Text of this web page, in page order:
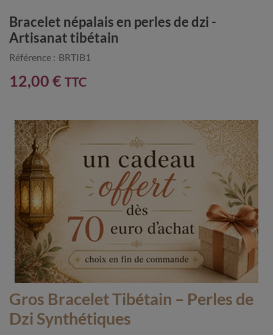
Bracelet népalais en perles de dzi -
Artisanat tibétain
Référence : BRTIB1
12,00 € TTC
Gros Bracelet Tibétain – Perles de
Dzi Synthétiques